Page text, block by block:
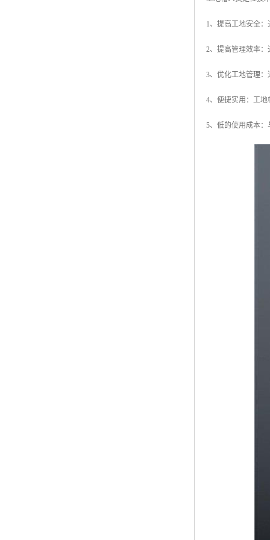
1、提高工地安全
2、提高管理效率
3、优化工地管理
4、便捷实用：工
5、低的使用成本